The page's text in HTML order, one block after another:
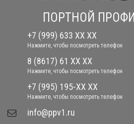
ПОРТНОЙ ПРОФИ
+7 (999) 633 XX XX
Нажмите, чтобы посмотреть телефон
8 (8617) 61 XX XX
Нажмите, чтобы посмотреть телефон
+7 (995) 195-XX XX
Нажмите, чтобы посмотреть телефон
​info@ppv1.ru